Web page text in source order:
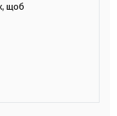
щоб